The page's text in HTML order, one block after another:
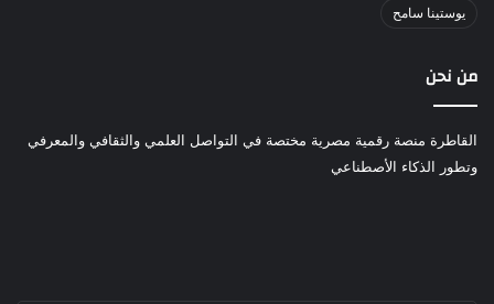
يوستينا سامح
من نحن
القاطرة منصة رقمية مصرية مختصة في التواصل العلمي والثقافي والمعرفي
وتطور الذكاء الأصطناعي